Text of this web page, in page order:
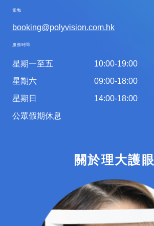
電郵
booking@polyvision.com.hk
服務時間
星期一至五
星期六
星期日
公眾假期休息
10:00-19:00
09:00-18:00
14:00-18:00
關於理大護眼